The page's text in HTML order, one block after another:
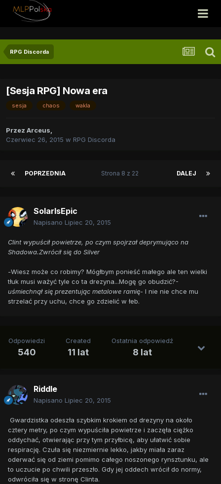
RPG Discorda
[Sesja RPG] Nowa era
sesja chaos wakla
Przez Arceus,
Czerwiec 26, 2015 w RPG Discorda
POPRZEDNIA DALEJ
Strona 8 z 22
SolarIsEpic
Napisano Lipiec 20, 2015
Clint wypuścił powietrze, po czym spojrzał deprymująco na
Shadowa.Zwrócił się do Silver
-Wiesz może co robimy? Mógłbym ponieść małego ale ten wielki
tłuk musi ważyć tyle co ta drezyna...Mogę go obudzić?-
uśmiechnął się prezentując metalowe ramię- I nie nie chce mu
strzelać przy uchu, chce go zdzielić w łeb.
Odpowiedzi
540
Created
11 lat
Ostatnia odpowiedź
8 lat
Riddle
Napisano Lipiec 20, 2015
Gwardzistka odeszła szybkim krokiem od drezyny na około
cztery metry, po czym wypuściła powietrze i zaczęła ciężko
oddychać, otwierając przy tym przyłbicę, aby ułatwić sobie
respirację. Czuła się niezmiernie lekko, jakby miała zaraz
oderwać się od ziemi pomimo całego noszonego rynsztunku, ale
to uczucie po chwili przeszło. Gdy jej oddech wrócił do normy,
odwróciła się w stronę Clinta.